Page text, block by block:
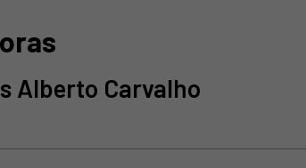
Alberto Carvalho